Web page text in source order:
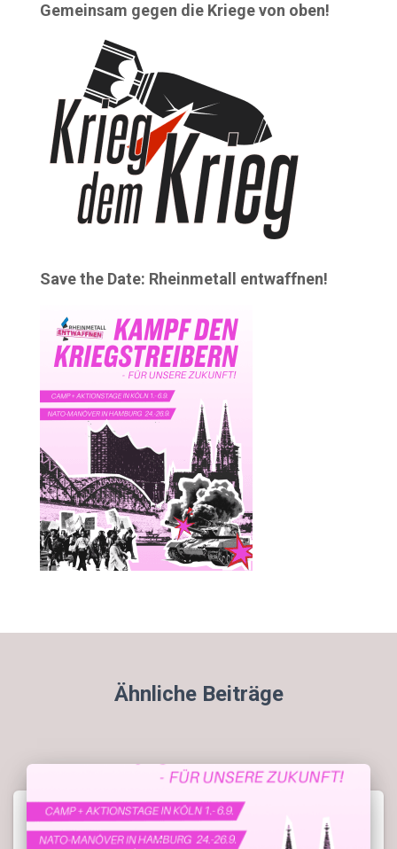
Gemeinsam gegen die Kriege von oben!
Save the Date: Rheinmetall entwaffnen!
Ähnliche Beiträge